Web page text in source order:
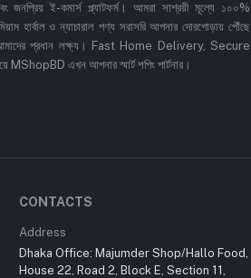
ই-কমার্স প্ল্যাটফর্ম। আমরা সাশ্রয়ী মূল্যে ১০০%
হার্বাল ও ন্যাচারাল পণ্য সরাসরি আপনার দোরগোড়ায় পৌঁছে
আমাদের প্রধান লক্ষ্য। Fast Home Delivery, Secure
এখন আপনার স্মার্ট শপিং পার্টনার।
CONTACTS
Address
Dhaka Office: Majumder Shop/Hallo Food,
House 22, Road 2, Block E, Section 11,